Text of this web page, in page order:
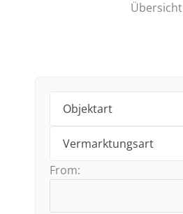
Übersicht
Objektart
Vermarktungsart
From: